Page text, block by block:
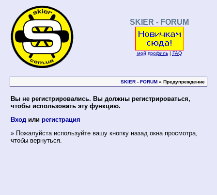
SKIER - FORUM
мой профиль| FAQ
SKIER - FORUM » Предупреждение
Вы не регистрировались. Вы должны регистрироваться,
чтобы использовать эту функцию.
Вход или регистрация
» Пожалуйста используйте вашу кнопку назад окна просмотра,
чтобы вернуться.